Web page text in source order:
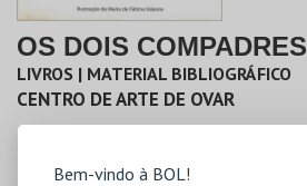
Bem-vindo à BOL!
OS DOIS COMPADRES
LIVROS | MATERIAL BIBLIOGRÁFICO
CENTRO DE ARTE DE OVAR
PREÇO
STOCK